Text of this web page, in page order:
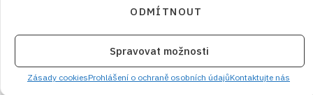
ODMÍTNOUT
Spravovat možnosti
Zásady cookiesProhlášení o ochraně osobních údajůKontaktujte nás